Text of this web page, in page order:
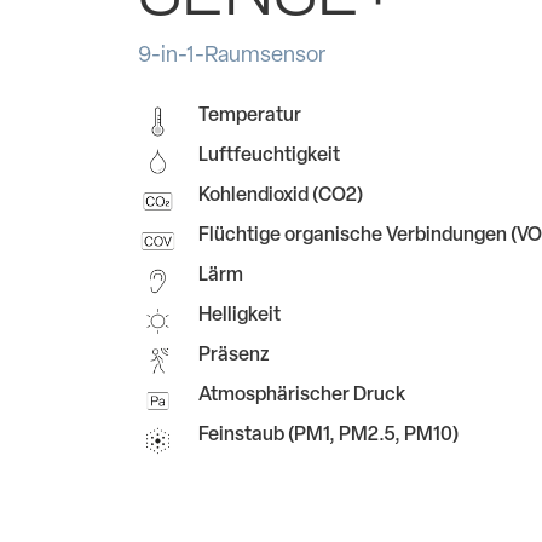
9-in-1-Raumsensor
Temperatur
Luftfeuchtigkeit
Kohlendioxid (CO2)
Flüchtige organische Verbindungen
Lärm
Helligkeit
Präsenz
Atmosphärischer Druck
Feinstaub (PM1, PM2.5, PM10)